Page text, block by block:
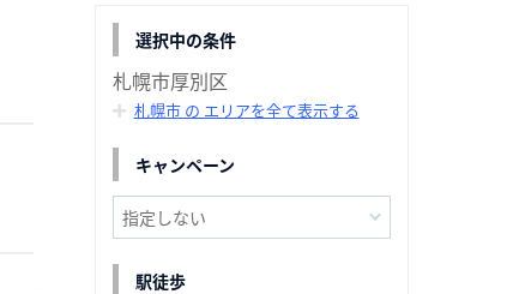
選択中の条件
札幌市厚別区
札幌市 の エリアを全て表示する
キャンペーン
駅徒歩